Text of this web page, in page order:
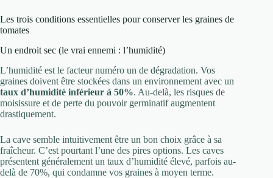
Les trois conditions essentielles pour conserver les graines de
tomates
Un endroit sec (le vrai ennemi : l’humidité)
L’humidité est le facteur numéro un de dégradation. Vos
graines doivent être stockées dans un environnement avec un
taux d’humidité inférieur à 50%. Au-delà, les risques de
moisissure et de perte du pouvoir germinatif augmentent
drastiquement.
La cave semble intuitivement être un bon choix grâce à sa
fraîcheur. C’est pourtant l’une des pires options. Les caves
présentent généralement un taux d’humidité élevé, parfois au-
delà de 70%, qui condamne vos graines à moyen terme.